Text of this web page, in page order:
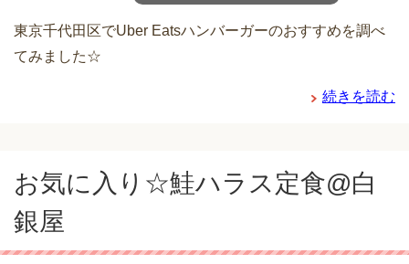
東京千代田区でUber Eatsハンバーガーのおすすめを調べ
てみました☆
続きを読む
お気に入り☆鮭ハラス定食@白
銀屋